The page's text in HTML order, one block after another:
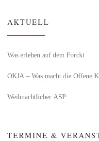
AKTUELL
Was erleben auf dem Forcki
OKJA – Was macht die Offene
Weihnachtlicher ASP
TERMINE &